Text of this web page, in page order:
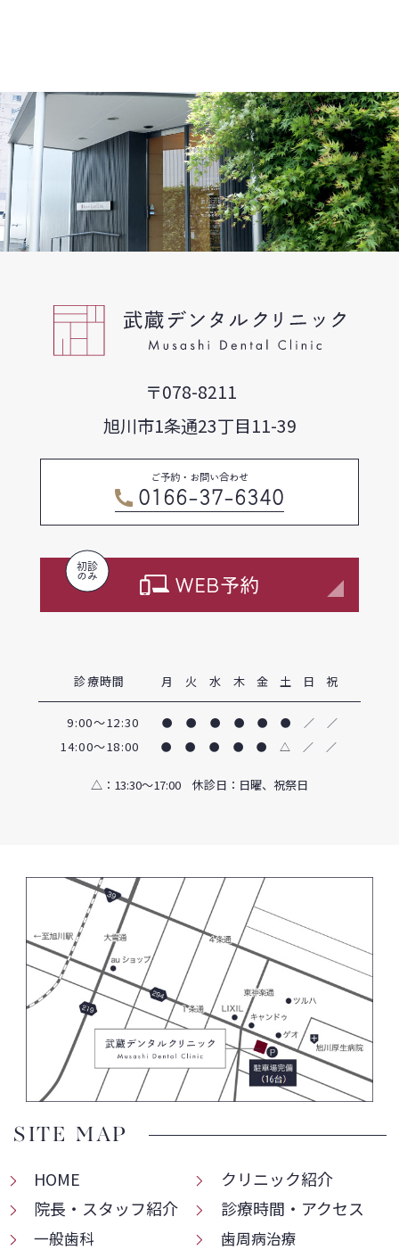
〒078-8211
旭川市1条通23丁目11-39
ご予約・お問い合わせ
0166-37-6340
WEB予約
初診
のみ
診療時間 月 火 水 木 金 土 日 祝
9:00～12:30 ● ● ● ● ● ● ／ ／
14:00〜18:00 ● ● ● ● ● △ ／ ／
△ ：13:30〜17:00 休診日：日曜、祝祭日
SITE MAP
HOME
クリニック紹介
院長・スタッフ紹介
診療時間・アクセス
一般歯科
歯周病治療